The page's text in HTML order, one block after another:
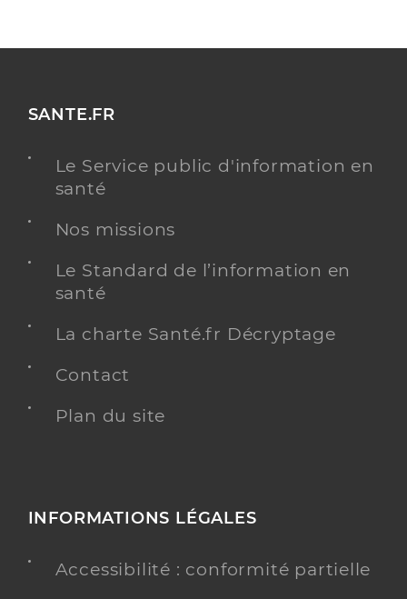
SANTE.FR
Le Service public d'information en
santé
Nos missions
Le Standard de l’information en
santé
La charte Santé.fr Décryptage
Contact
Plan du site
INFORMATIONS LÉGALES
Accessibilité : conformité partielle